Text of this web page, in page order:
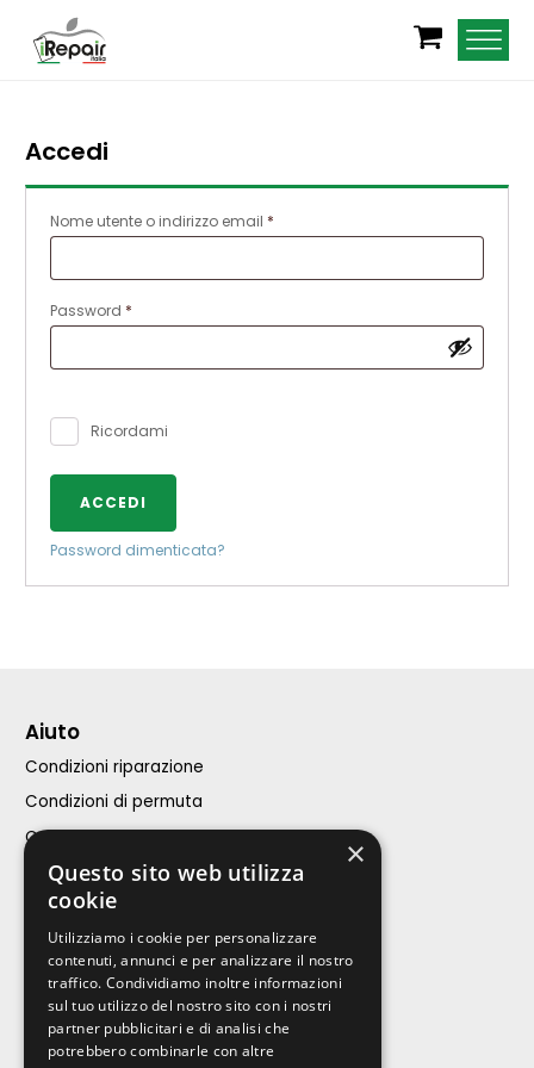
Accedi
Nome utente o indirizzo email *Richiesto
Password *Richiesto
Ricordami
ACCEDI
Password dimenticata?
Aiuto
Condizioni riparazione
Condizioni di permuta
Condizioni di vendita
Assistenza Clienti
iPhone
Calcola riparazione
Acquista
×
Questo sito web utilizza
cookie
Utilizziamo i cookie per personalizzare
contenuti, annunci e per analizzare il nostro
traffico. Condividiamo inoltre informazioni
sul tuo utilizzo del nostro sito con i nostri
partner pubblicitari e di analisi che
potrebbero combinarle con altre